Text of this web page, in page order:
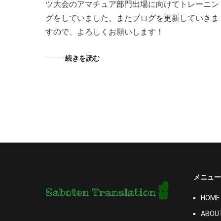
ツ大会のアマチュア部門出場に向けてトレーニン
グをしていました。またブログを更新していきま
すので、よろしくお願いします！
続きを読む
メニュー
HOME